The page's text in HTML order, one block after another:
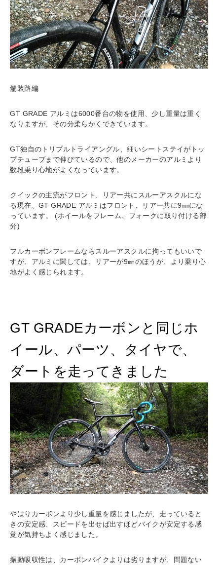
舗装路編
GT GRADE アルミは6000番台の物を使用、少し重量は重く
なりますが、その分柔らかくできています。
GT独自のトリプルトライアングル、細いシートステイがトッ
プチューブまで伸びているので、他のメーカーのアルミより
数段乗り心地がよくなっています。
クイックの主流がフロント、リアー共にスルーアスクルにな
る現在、GT GRADE アルミはフロント、リアー共に9㎜にな
っています。 (ホイールをフレーム、フォークに取り付ける部
分)
フルカーボンフレームならスルーアスクルに拘ってもいいで
すが、アルミに関しては、リアーが9㎜のほうが、より乗り心
地がよく感じられます。
GT GRADEカーボンと同じホ
イール、パーツ、タイヤで、
ダートを走ってきました
やはりカーボンより少し重量を感じましたが、走っていると
きの安定感、スピードを出せば出すほどバイクが安定する感
覚が気持ちよく感じました。
振動吸収性は、カーボンバイクよりは劣りますが、問題ない